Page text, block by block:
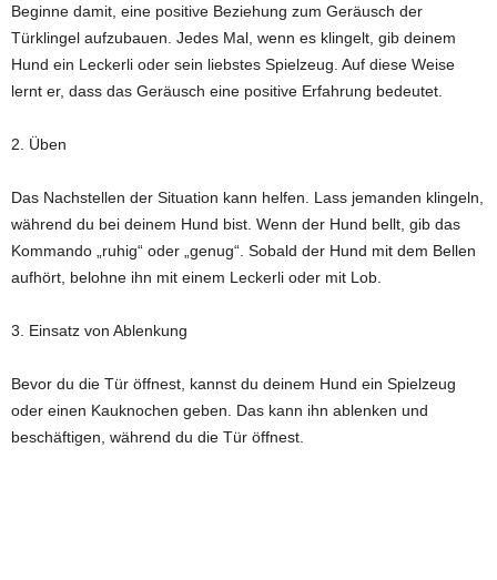
Beginne damit, eine positive Beziehung zum Geräusch der
Türklingel aufzubauen. Jedes Mal, wenn es klingelt, gib deinem
Hund ein Leckerli oder sein liebstes Spielzeug. Auf diese Weise
lernt er, dass das Geräusch eine positive Erfahrung bedeutet.
2. Üben
Das Nachstellen der Situation kann helfen. Lass jemanden klingeln,
während du bei deinem Hund bist. Wenn der Hund bellt, gib das
Kommando „ruhig“ oder „genug“. Sobald der Hund mit dem Bellen
aufhört, belohne ihn mit einem Leckerli oder mit Lob.
3. Einsatz von Ablenkung
Bevor du die Tür öffnest, kannst du deinem Hund ein Spielzeug
oder einen Kauknochen geben. Das kann ihn ablenken und
beschäftigen, während du die Tür öffnest.